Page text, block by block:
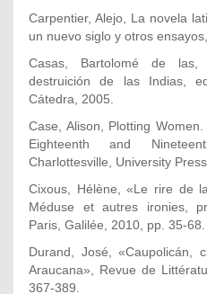
Carpentier, Alejo, La novela
un nuevo siglo y otros
Casas, Bartolomé de
destruición de las Indias,
Cátedra, 2005.
Case, Alison, Plotting
Eighteenth and
Charlottesville, University
Cixous, Hélène, «Le rire de
Méduse et autres ironies,
Paris, Galilée, 2010, pp. 35-68.
Durand, José, «Caupolicán,
Araucana», Revue de
367-389.